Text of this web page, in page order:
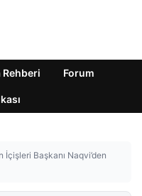
Rehberi Forum
İçişleri Başkanı Naqvi’den